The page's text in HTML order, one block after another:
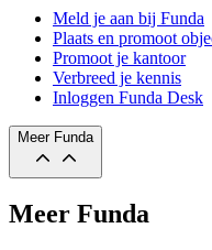
Meld je aan bij Funda
Plaats en promoot
Promoot je kantoor
Verbreed je kennis
Inloggen Funda Desk
Meer Funda
Meer Funda